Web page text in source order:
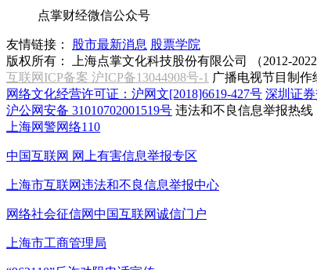
点掌财经微信公众号
友情链接： 股市最新消息 股票学院
版权所有：
上海点掌文化科技股份有限公司 （2012-2022
互联网ICP备案 沪ICP备13044908号-1 广播电视节目制作
网络文化经营许可证：沪网文[2018]6619-427号 深圳证
沪公网安备 31010702001519号 违法和不良信息举报热线
上海网警网络110
中国互联网 网上有害信息举报专区
上海市互联网违法和不良信息举报中心
网络社会征信网中国互联网诚信门户
上海市工商管理局